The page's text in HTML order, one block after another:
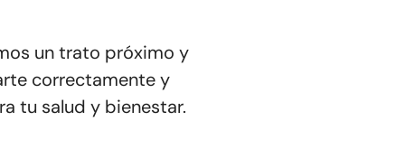
un trato próximo y
correctamente y
tu salud y bienestar.